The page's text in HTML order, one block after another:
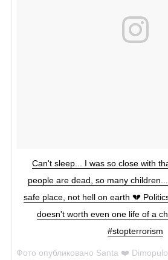
Can't sleep... I was so close with
people are dead, so many
safe place, not hell on earth 💔
doesn't worth even one life of a
#stopterrorism